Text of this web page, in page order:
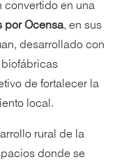
convertido en una
por Ocensa, en sus
desarrollado con
biofábricas
de fortalecer la
local.
rural de la
donde se